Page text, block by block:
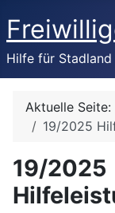
Hilfe für Stadland
Aktuelle Seite:
19/2025
19/2025